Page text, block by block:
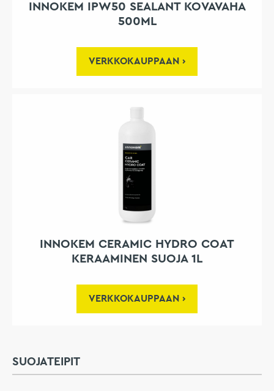
INNOKEM IPW50 SEALANT KOVAVAHA
500ML
VERKKOKAUPPAAN
INNOKEM CERAMIC HYDRO COAT
KERAAMINEN SUOJA 1L
VERKKOKAUPPAAN
SUOJATEIPIT